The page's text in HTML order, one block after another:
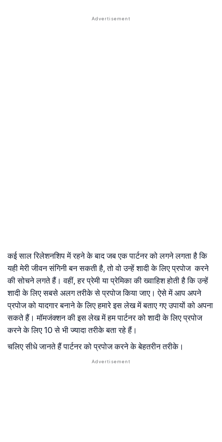
कई साल रिलेशनशिप में रहने के बाद जब एक पार्टनर को लगने लगता है कि
यही मेरी जीवन संगिनी बन सकती है, तो वो उन्हें शादी के लिए प्रपोज करने
की सोचने लगते हैं। वहीं, हर प्रेमी या प्रेमिका की ख्वाहिश होती है कि उन्हें
शादी के लिए सबसे अलग तरीके से प्रपोज किया जाए। ऐसे में आप अपने
प्रपोज को यादगार बनाने के लिए हमारे इस लेख में बताए गए उपायों को अपना
सकते हैं। मॉमजंक्शन की इस लेख में हम पार्टनर को शादी के लिए प्रपोज
करने के लिए 10 से भी ज्यादा तरीके बता रहे हैं।
चलिए सीधे जानते हैं पार्टनर को प्रपोज करने के बेहतरीन तरीके।